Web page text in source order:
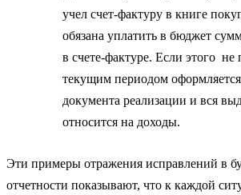
учел счет-фактуру в книге
обязана уплатить в бюджет
в счете-фактуре. Если этого не
текущим периодом
документа реализации и вся
относится на доходы.
Эти примеры отражения исправлений в
отчетности показывают, что к каждой